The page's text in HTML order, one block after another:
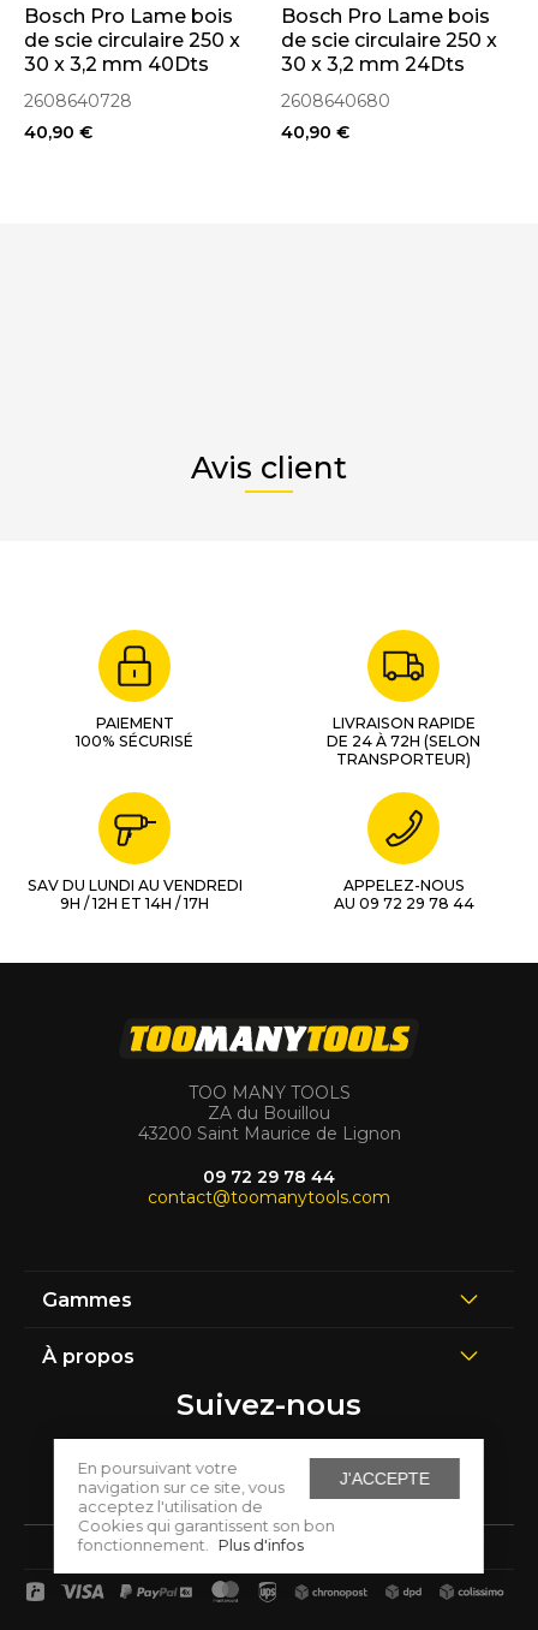
J'ACCEPTE
En poursuivant votre
navigation sur ce site, vous
acceptez l'utilisation de
Cookies qui garantissent son bon
fonctionnement.
Plus d'infos
Bosch Pro Lame bois
de scie circulaire 250 x
30 x 3,2 mm 40Dts
(2608640728)
2608640728
40,90 €
Bosch Pro Lame bois
de scie circulaire 250 x
30 x 3,2 mm 24Dts
(2608640680)
2608640680
40,90 €
Avis client
PAIEMENT
100% SÉCURISÉ
LIVRAISON RAPIDE
DE 24 À 72H (SELON
TRANSPORTEUR)
SAV DU LUNDI AU VENDREDI
9H / 12H ET 14H / 17H
APPELEZ-NOUS
AU 09 72 29 78 44
TOO MANY TOOLS
ZA du Bouillou
43200 Saint Maurice de Lignon
09 72 29 78 44
contact@toomanytools.com
Gammes
À propos
Suivez-nous